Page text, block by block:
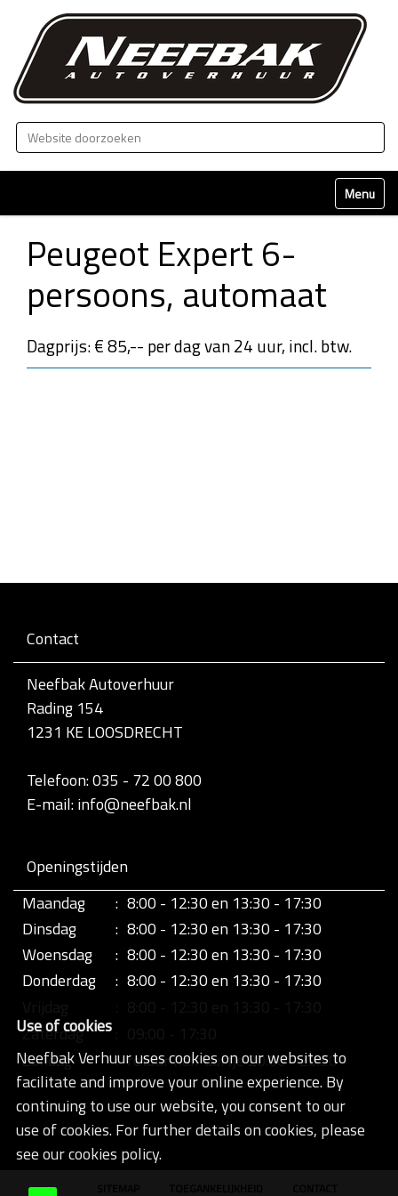
Zoek
Klap
Peugeot Expert 6-
persoons, automaat
Dagprijs: € 85,-- per dag van 24 uur, incl. btw.
Contact
Neefbak Autoverhuur
Rading 154
1231 KE LOOSDRECHT
Telefoon: 035 - 72 00 800
E-mail: info@neefbak.nl
Openingstijden
Maandag
: 8:00 - 12:30 en 13:30 - 17:30
Dinsdag
: 8:00 - 12:30 en 13:30 - 17:30
Woensdag
: 8:00 - 12:30 en 13:30 - 17:30
Donderdag
: 8:00 - 12:30 en 13:30 - 17:30
Zaterdag
Zondag
: retour half uurtje 20:00 - 20:30
Use of cookies
Neefbak Verhuur uses cookies on our websites to
facilitate and improve your online experience. By
continuing to use our website, you consent to our
use of cookies. For further details on cookies, please
see our cookies policy.